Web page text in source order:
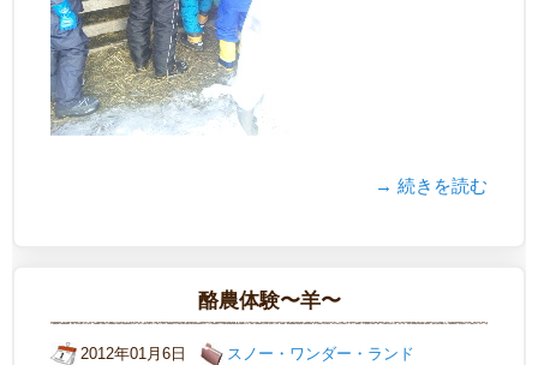
→ 続きを読む
酪農体験〜羊〜
2012年01月6日 スノー・ワンダー・ランド